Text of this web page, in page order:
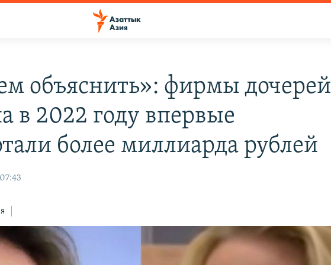
объяснить»: фирмы дочерей
в 2022 году впервые
более миллиарда рублей